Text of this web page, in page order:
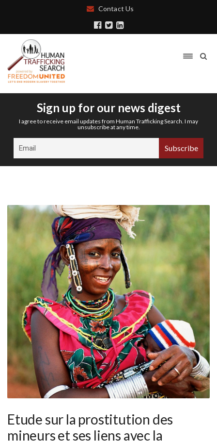
Contact Us
Sign up for our news digest
I agree to receive email updates from Human Trafficking Search. I may
unsubscribe at any time.
Etude sur la prostitution des
mineurs et ses liens avec la